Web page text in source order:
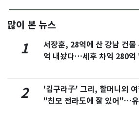
많이 본 뉴스
1
서장훈, 28억에 산 강남 건물
억 내놨다…세후 차익 280억
2
'김구라子' 그리, 할머니외 여
"친모 전라도에 잘 있어"…